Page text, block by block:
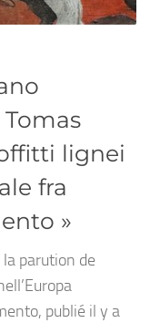
lignei
fra
»
la parution de
publié il y a